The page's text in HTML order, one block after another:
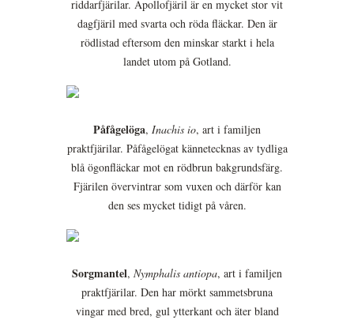
riddarfjärilar. Apollofjäril är en mycket stor vit
dagfjäril med svarta och röda fläckar. Den är
rödlistad eftersom den minskar starkt i hela
landet utom på Gotland.
Påfågelöga, Inachis io, art i familjen
praktfjärilar. Påfågelögat kännetecknas av tydliga
blå ögonfläckar mot en rödbrun bakgrundsfärg.
Fjärilen övervintrar som vuxen och därför kan
den ses mycket tidigt på våren.
Sorgmantel, Nymphalis antiopa, art i familjen
praktfjärilar. Den har mörkt sammetsbruna
vingar med bred, gul ytterkant och äter bland